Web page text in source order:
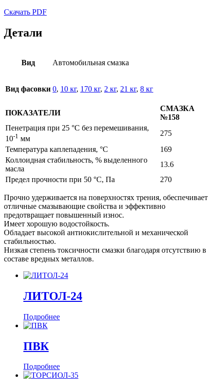
Скачать PDF
Детали
Вид Автомобильная смазка
Вид фасовки 0, 10 кг, 170 кг, 2 кг, 21 кг, 8 кг
ПОКАЗАТЕЛИ
СМАЗКА
№158
Пенетрация при 25 °С без перемешивания,
10-1 мм
275
Температура каплепадения, °С
169
Коллоидная стабильность, % выделенного
масла
13.6
Предел прочности при 50 °С, Па
270
Прочно удерживается на поверхностях трения, обеспечивает
отличные смазывающие свойства и эффективно
предотвращает повышенный износ.
Имеет хорошую водостойкость.
Обладает высокой антиокислительной и механической
стабильностью.
Низкая степень токсичности смазки благодаря отсутствию в
составе вредных металлов.
ЛИТОЛ-24
Подробнее
ПВК
Подробнее